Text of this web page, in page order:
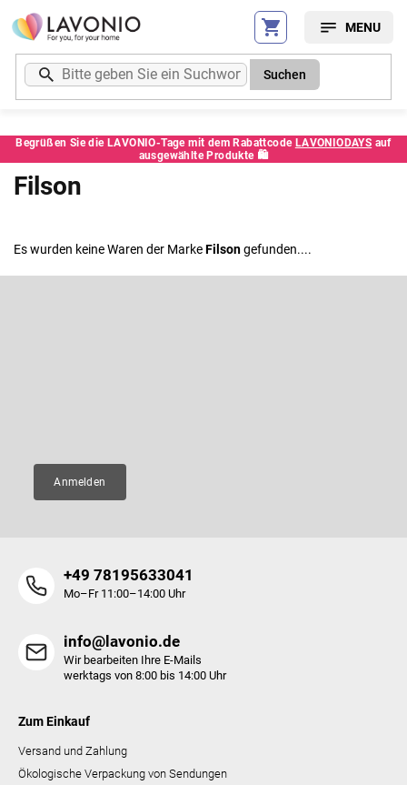
Zum
Inhalt
springen
Begrüßen Sie die LAVONIO-Tage mit dem Rabattcode LAVONIODAYS auf
ausgewählte Produkte 🛍️
Suchen
Filson
Es wurden keine Waren der MarkeFilsongefunden....
Anmelden
+49 78195633041
Mo–Fr 11:00–14:00 Uhr
info@lavonio.de
Wir bearbeiten Ihre E-Mails
werktags von 8:00 bis 14:00 Uhr
Zum Einkauf
Versand und Zahlung
Ökologische Verpackung von Sendungen